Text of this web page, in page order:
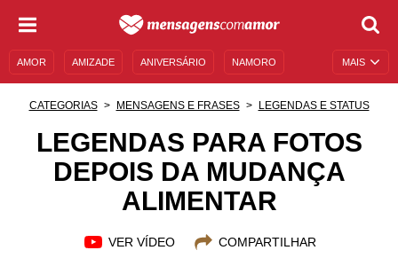
MAIS
AMOR AMIZADE ANIVERSÁRIO NAMORO
MENSAGENS E FRASES MENSAGENS DE ANIVERSÁRIO
FAMOSOS BÍBLIA
CATEGORIAS MENSAGENS E FRASES LEGENDAS E STATUS
LEGENDAS PARA FOTOS
DEPOIS DA MUDANÇA
ALIMENTAR
VER VÍDEO COMPARTILHAR